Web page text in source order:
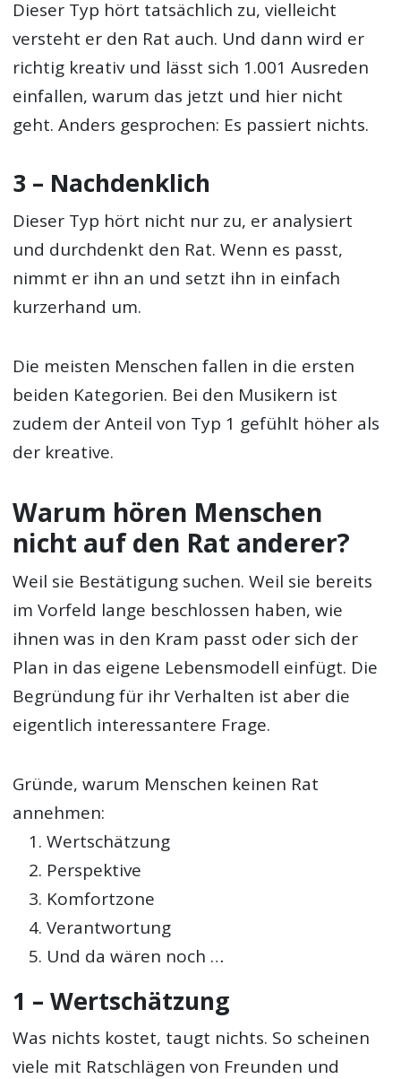
Dieser Typ hört tatsächlich zu, vielleicht
versteht er den Rat auch. Und dann wird er
richtig kreativ und lässt sich 1.001 Ausreden
einfallen, warum das jetzt und hier nicht
geht. Anders gesprochen: Es passiert nichts.
3 – Nachdenklich
Dieser Typ hört nicht nur zu, er analysiert
und durchdenkt den Rat. Wenn es passt,
nimmt er ihn an und setzt ihn in einfach
kurzerhand um.
Die meisten Menschen fallen in die ersten
beiden Kategorien. Bei den Musikern ist
zudem der Anteil von Typ 1 gefühlt höher als
der kreative.
Warum hören Menschen
nicht auf den Rat anderer?
Weil sie Bestätigung suchen. Weil sie bereits
im Vorfeld lange beschlossen haben, wie
ihnen was in den Kram passt oder sich der
Plan in das eigene Lebensmodell einfügt. Die
Begründung für ihr Verhalten ist aber die
eigentlich interessantere Frage.
Gründe, warum Menschen keinen Rat
annehmen:
Wertschätzung
Perspektive
Komfortzone
Verantwortung
Und da wären noch …
1 – Wertschätzung
Was nichts kostet, taugt nichts. So scheinen
viele mit Ratschlägen von Freunden und